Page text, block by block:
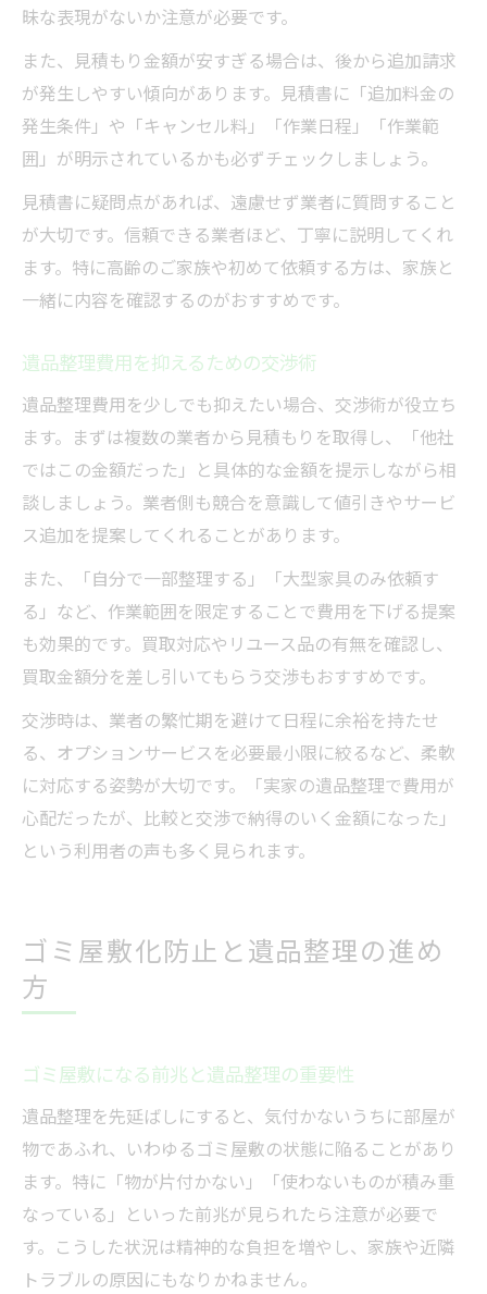
昧な表現がないか注意が必要です。
また、見積もり金額が安すぎる場合は、後から追加請求
が発生しやすい傾向があります。見積書に「追加料金の
発生条件」や「キャンセル料」「作業日程」「作業範
囲」が明示されているかも必ずチェックしましょう。
見積書に疑問点があれば、遠慮せず業者に質問すること
が大切です。信頼できる業者ほど、丁寧に説明してくれ
ます。特に高齢のご家族や初めて依頼する方は、家族と
一緒に内容を確認するのがおすすめです。
遺品整理費用を抑えるための交渉術
遺品整理費用を少しでも抑えたい場合、交渉術が役立ち
ます。まずは複数の業者から見積もりを取得し、「他社
ではこの金額だった」と具体的な金額を提示しながら相
談しましょう。業者側も競合を意識して値引きやサービ
ス追加を提案してくれることがあります。
また、「自分で一部整理する」「大型家具のみ依頼す
る」など、作業範囲を限定することで費用を下げる提案
も効果的です。買取対応やリユース品の有無を確認し、
買取金額分を差し引いてもらう交渉もおすすめです。
交渉時は、業者の繁忙期を避けて日程に余裕を持たせ
る、オプションサービスを必要最小限に絞るなど、柔軟
に対応する姿勢が大切です。「実家の遺品整理で費用が
心配だったが、比較と交渉で納得のいく金額になった」
という利用者の声も多く見られます。
ゴミ屋敷化防止と遺品整理の進め
方
ゴミ屋敷になる前兆と遺品整理の重要性
遺品整理を先延ばしにすると、気付かないうちに部屋が
物であふれ、いわゆるゴミ屋敷の状態に陥ることがあり
ます。特に「物が片付かない」「使わないものが積み重
なっている」といった前兆が見られたら注意が必要で
す。こうした状況は精神的な負担を増やし、家族や近隣
トラブルの原因にもなりかねません。